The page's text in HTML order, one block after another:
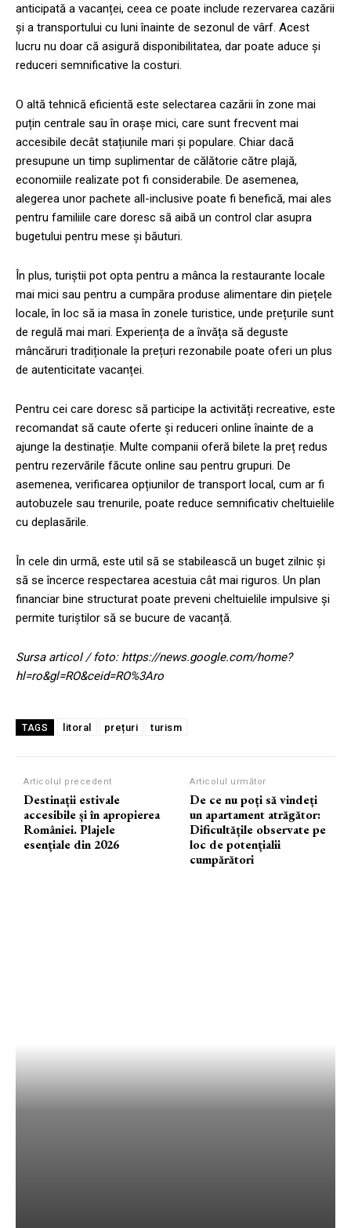
anticipată a vacanței, ceea ce poate include rezervarea cazării
și a transportului cu luni înainte de sezonul de vârf. Acest
lucru nu doar că asigură disponibilitatea, dar poate aduce și
reduceri semnificative la costuri.
O altă tehnică eficientă este selectarea cazării în zone mai
puțin centrale sau în orașe mici, care sunt frecvent mai
accesibile decât stațiunile mari și populare. Chiar dacă
presupune un timp suplimentar de călătorie către plajă,
economiile realizate pot fi considerabile. De asemenea,
alegerea unor pachete all-inclusive poate fi benefică, mai ales
pentru familiile care doresc să aibă un control clar asupra
bugetului pentru mese și băuturi.
În plus, turiștii pot opta pentru a mânca la restaurante locale
mai mici sau pentru a cumpăra produse alimentare din piețele
locale, în loc să ia masa în zonele turistice, unde prețurile sunt
de regulă mai mari. Experiența de a învăța să deguste
mâncăruri tradiționale la prețuri rezonabile poate oferi un plus
de autenticitate vacanței.
Pentru cei care doresc să participe la activități recreative, este
recomandat să caute oferte și reduceri online înainte de a
ajunge la destinație. Multe companii oferă bilete la preț redus
pentru rezervările făcute online sau pentru grupuri. De
asemenea, verificarea opțiunilor de transport local, cum ar fi
autobuzele sau trenurile, poate reduce semnificativ cheltuielile
cu deplasările.
În cele din urmă, este util să se stabilească un buget zilnic și
să se încerce respectarea acestuia cât mai riguros. Un plan
financiar bine structurat poate preveni cheltuielile impulsive și
permite turiștilor să se bucure de vacanță.
Sursa articol / foto: https://news.google.com/home?
hl=ro&gl=RO&ceid=RO%3Aro
TAGS litoral prețuri turism
Articolul precedent
Destinații estivale
accesibile și în apropierea
României. Plajele
esențiale din 2026
Articolul următor
De ce nu poți să vindeți
un apartament atrăgător:
Dificultățile observate pe
loc de potențialii
cumpărători